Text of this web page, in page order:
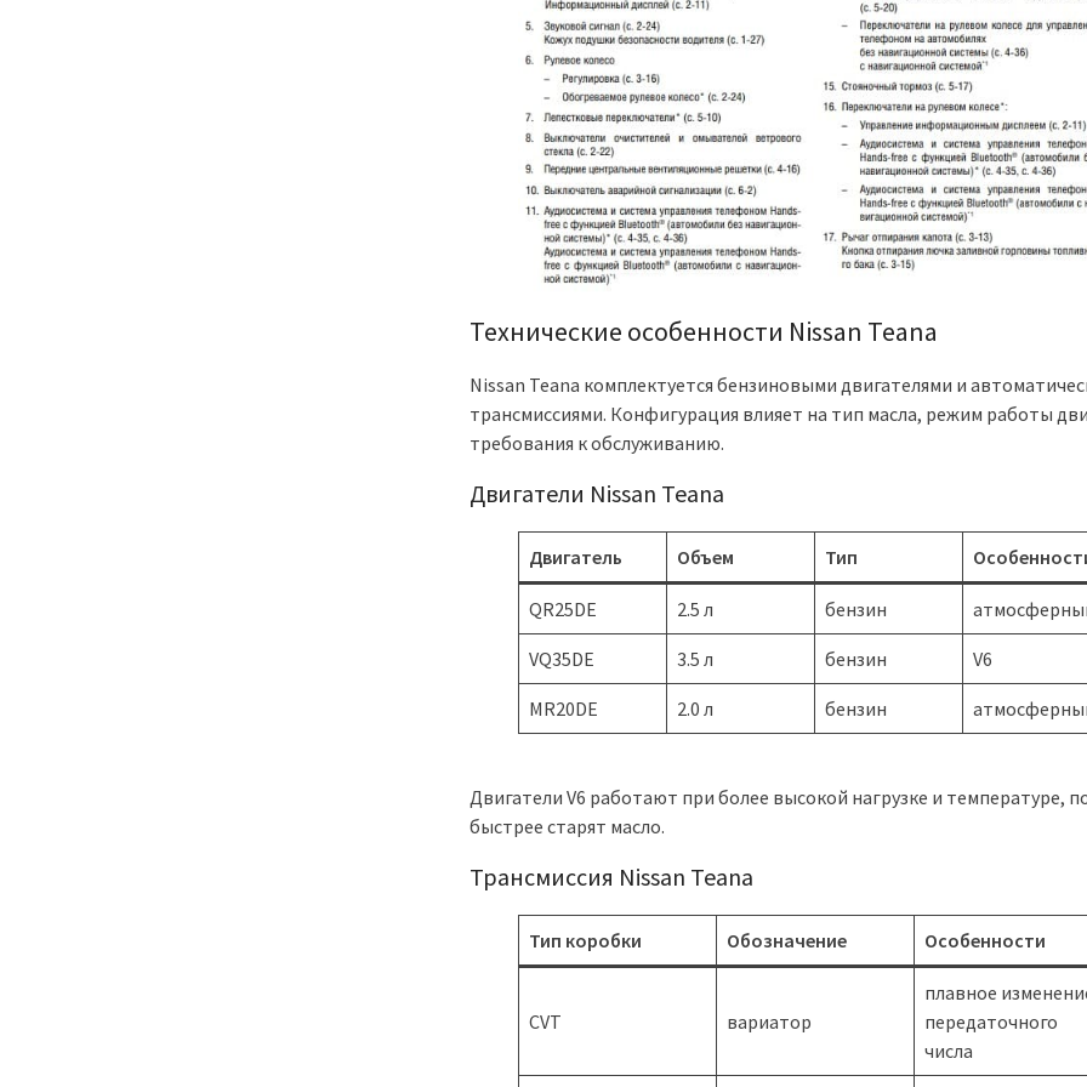
Технические особенности Nissan Teana
Nissan Teana комплектуется бензиновыми двигателями и
трансмиссиями. Конфигурация влияет на тип масла, режим работы
требования к обслуживанию.
Двигатели Nissan Teana
Двигатель Объем Тип
QR25DE 2.5 л бензин
VQ35DE 3.5 л бензин V6
MR20DE 2.0 л бензин
Двигатели V6 работают при более высокой нагрузке и температуре,
быстрее старят масло.
Трансмиссия Nissan Teana
Тип коробки Обозначение Особенности
CVT вариатор
плавное
передаточного
числа